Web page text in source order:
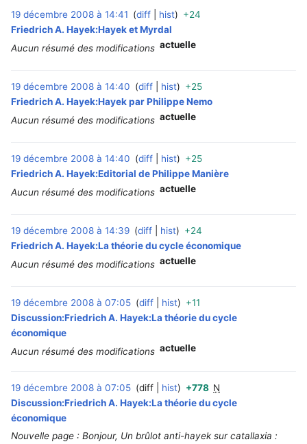
19 décembre 2008 à 14:41 diff hist +24
Friedrich A. Hayek:Hayek et Myrdal
Aucun résumé des modifications actuelle
19 décembre 2008 à 14:40 diff hist +25
Friedrich A. Hayek:Hayek par Philippe Nemo
Aucun résumé des modifications actuelle
19 décembre 2008 à 14:40 diff hist +25
Friedrich A. Hayek:Editorial de Philippe Manière
Aucun résumé des modifications actuelle
19 décembre 2008 à 14:39 diff hist +24
Friedrich A. Hayek:La théorie du cycle économique
Aucun résumé des modifications actuelle
19 décembre 2008 à 07:05 diff hist +11
Discussion:Friedrich A. Hayek:La théorie du cycle
économique
Aucun résumé des modifications actuelle
19 décembre 2008 à 07:05 diff hist +778 N
Discussion:Friedrich A. Hayek:La théorie du cycle
économique
Nouvelle page : Bonjour, Un brûlot anti-hayek sur catallaxia :